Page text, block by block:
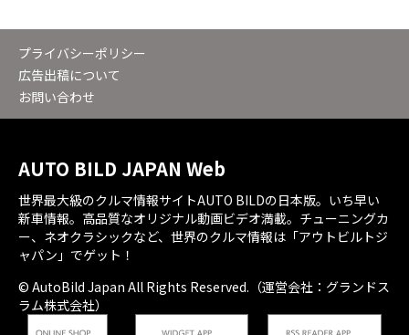
プライバシーポリシー
広告出稿について
お問い合わせ
AUTO BILD JAPAN Web
世界最大級のクルマ情報サイトAUTO BILDの日本版。いち早い
新車情報。高品質なオリジナル動画ビデオ満載。チューニングカ
ー、ネオクラシックなど、世界のクルマ情報は「アウトビルトジ
ャパン」でゲット！
© AutoBild Japan All Rights Reserved.（運営会社：グランドス
ラム株式会社）